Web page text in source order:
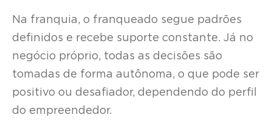
Na franquia, o franqueado segue padrões
definidos e recebe suporte constante. Já no
negócio próprio, todas as decisões são
tomadas de forma autônoma, o que pode ser
positivo ou desafiador, dependendo do perfil
do empreendedor.